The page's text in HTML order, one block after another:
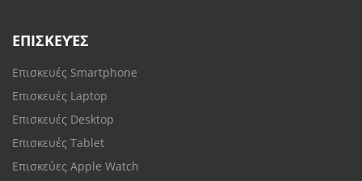
ΕΠΙΣΚΕΥΈΣ
Επισκευές Smartphone
Επισκευές Laptop
Επισκευές Desktop
Επισκευές Tablet
Επισκεύες Apple Watch